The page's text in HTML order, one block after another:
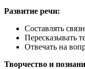
Развитие речи:
Составлять
Пересказывать
Отвечать на
Творчество и